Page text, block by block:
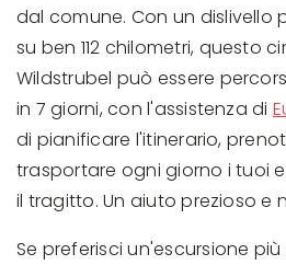
dal comune. Con un dislivello
su ben 112 chilometri, questo
Wildstrubel può essere
in 7 giorni, con l'assistenza di
di pianificare l'itinerario,
trasportare ogni giorno i tuoi
il tragitto. Un aiuto prezioso e
Se preferisci un'escursione